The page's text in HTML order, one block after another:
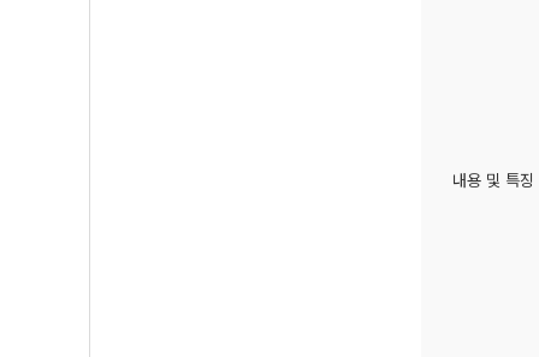
내용 및 특징